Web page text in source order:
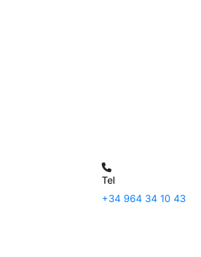
Tel
+34 964 34 10 43